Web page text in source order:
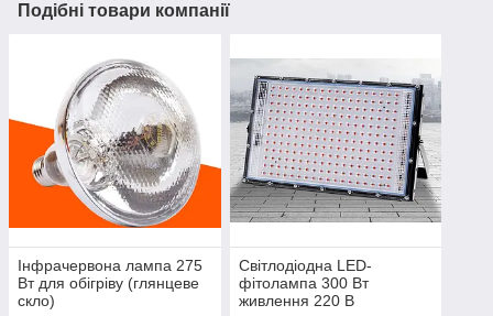
Подібні товари компанії
Інфрачервона лампа 275
Вт для обігріву (глянцеве
скло)
Світлодіодна LED-
фітолампа 300 Вт
живлення 220 В